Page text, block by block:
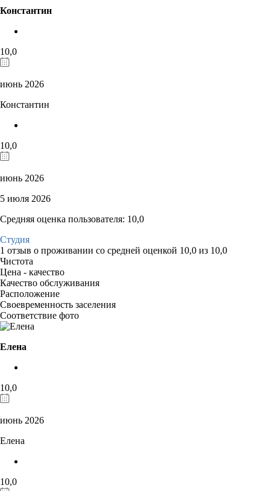
Константин
10,0
июнь 2026
Константин
10,0
июнь 2026
5 июля 2026
Средняя оценка пользователя: 10,0
Студия
1 отзыв о проживании со средней оценкой 10,0 из 10,0
Чистота
Цена - качество
Качество обслуживания
Расположение
Своевременность заселения
Соответствие фото
Елена
10,0
июнь 2026
Елена
10,0